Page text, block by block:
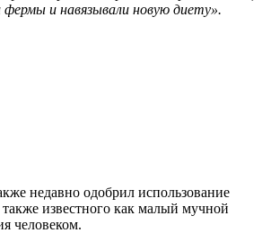
и навязывали новую диету».
недавно одобрил использование
известного как малый мучной
человеком.